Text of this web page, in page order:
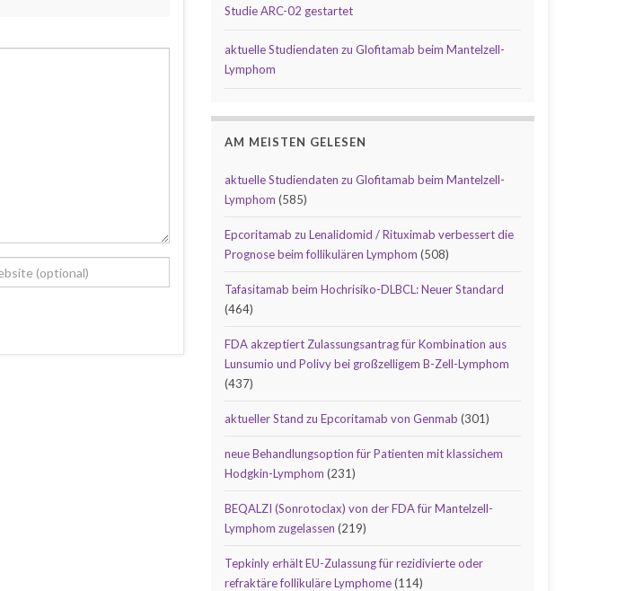
Studie ARC-02 gestartet
aktuelle Studiendaten zu Glofitamab beim Mantelzell-
Lymphom
AM MEISTEN GELESEN
aktuelle Studiendaten zu Glofitamab beim Mantelzell-
Lymphom (585)
Epcoritamab zu Lenalidomid / Rituximab verbessert die
Prognose beim follikulären Lymphom (508)
Tafasitamab beim Hochrisiko-DLBCL: Neuer Standard
(464)
FDA akzeptiert Zulassungsantrag für Kombination aus
Lunsumio und Polivy bei großzelligem B-Zell-Lymphom
(437)
aktueller Stand zu Epcoritamab von Genmab (301)
neue Behandlungsoption für Patienten mit klassichem
Hodgkin-Lymphom (231)
BEQALZI (Sonrotoclax) von der FDA für Mantelzell-
Lymphom zugelassen (219)
Tepkinly erhält EU-Zulassung für rezidivierte oder
refraktäre follikuläre Lymphome(114)